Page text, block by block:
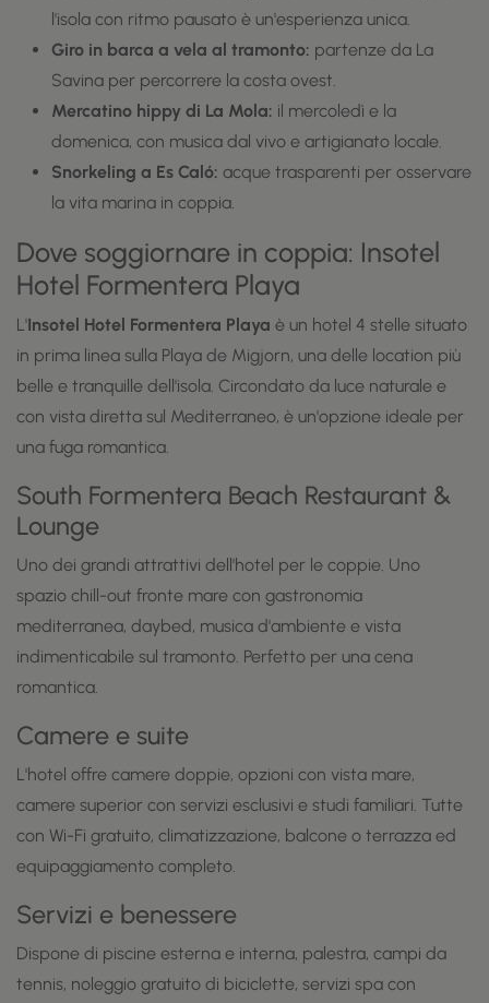
l'isola con ritmo pausato è un'esperienza unica.
Giro in barca a vela al tramonto: partenze da La
Savina per percorrere la costa ovest.
Mercatino hippy di La Mola: il mercoledì e la
domenica, con musica dal vivo e artigianato locale.
Snorkeling a Es Caló: acque trasparenti per osservare
la vita marina in coppia.
Dove soggiornare in coppia: Insotel
Hotel Formentera Playa
L'Insotel Hotel Formentera Playa è un hotel 4 stelle situato
in prima linea sulla Playa de Migjorn, una delle location più
belle e tranquille dell'isola. Circondato da luce naturale e
con vista diretta sul Mediterraneo, è un'opzione ideale per
una fuga romantica.
South Formentera Beach Restaurant &
Lounge
Uno dei grandi attrattivi dell'hotel per le coppie. Uno
spazio chill-out fronte mare con gastronomia
mediterranea, daybed, musica d'ambiente e vista
indimenticabile sul tramonto. Perfetto per una cena
romantica.
Camere e suite
L'hotel offre camere doppie, opzioni con vista mare,
camere superior con servizi esclusivi e studi familiari. Tutte
con Wi-Fi gratuito, climatizzazione, balcone o terrazza ed
equipaggiamento completo.
Servizi e benessere
Dispone di piscine esterna e interna, palestra, campi da
tennis, noleggio gratuito di biciclette, servizi spa con